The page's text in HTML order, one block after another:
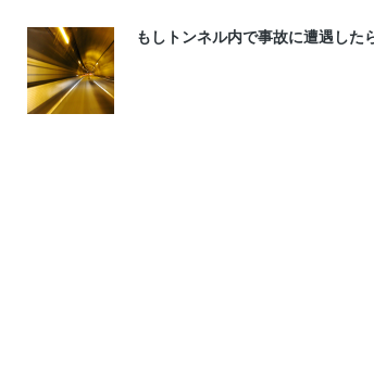
もしトンネル内で事故に遭遇し